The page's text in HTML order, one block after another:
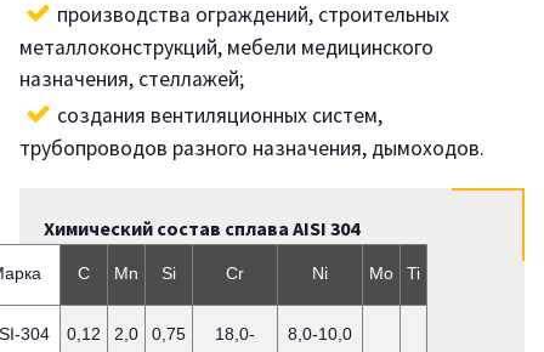
производства ограждений, строительных
металлоконструкций, мебели медицинского
назначения, стеллажей;
создания вентиляционных систем,
трубопроводов разного назначения, дымоходов.
Химический состав сплава AISI 304
C Mn Si Cr Ni Mo Ti
304 0,12 2,0 0,75
18,0-
8,0-10,0